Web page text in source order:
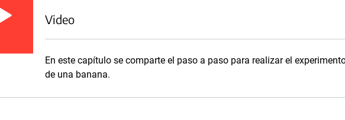
Video
En este capítulo se comparte el paso a paso para realizar el
de una banana.